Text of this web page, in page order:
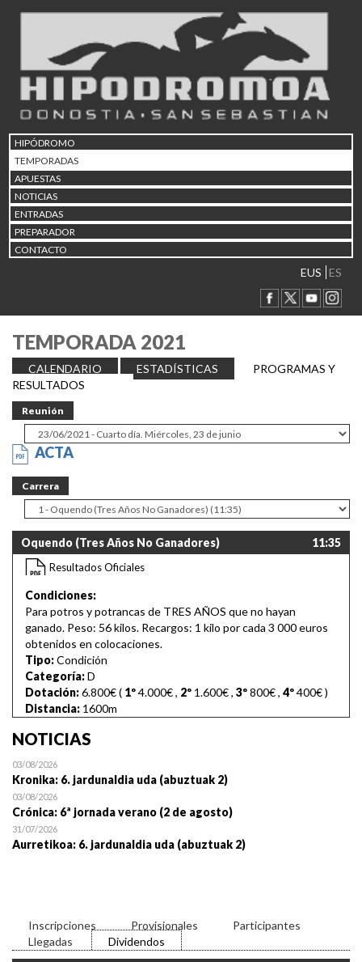
HIPÓDROMO
TEMPORADAS
APUESTAS
NOTICIAS
ENTRADAS
PREPARADOR
CONTACTO
EUS ES
TEMPORADA 2021
CALENDARIO ESTADÍSTICAS
PROGRAMAS Y
RESULTADOS
Reunión
ACTA
Carrera
Oquendo (Tres Años No Ganadores) 11:35
Resultados Oficiales
Condiciones:
Para potros y potrancas de TRES AÑOS que no hayan
ganado. Peso: 56 kilos. Recargos: 1 kilo por cada 3 000 euros
obtenidos en colocaciones.
Tipo:Condición
Categoría:D
Dotación:6.800€ ( 1º4.000€, 2º 1.600€, 3º800€, 4º400€)
Distancia: 1600m
NOTICIAS
03/08/2026
Kronika: 6. jardunaldia uda (abuztuak 2)
03/08/2026
Crónica: 6ª jornada verano (2 de agosto)
31/07/2026
Aurretikoa: 6. jardunaldia uda (abuztuak 2)
Inscripciones Provisionales
Participantes
Llegadas
Dividendos